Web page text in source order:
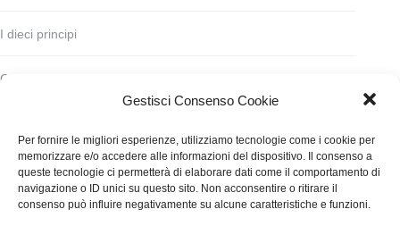
Gestisci Consenso Cookie
Per fornire le migliori esperienze, utilizziamo tecnologie come i cookie per
memorizzare e/o accedere alle informazioni del dispositivo. Il consenso a
queste tecnologie ci permetterà di elaborare dati come il comportamento di
navigazione o ID unici su questo sito. Non acconsentire o ritirare il
consenso può influire negativamente su alcune caratteristiche e funzioni.
I dieci principi
Codice deontologico
Finanziamento
Contatti